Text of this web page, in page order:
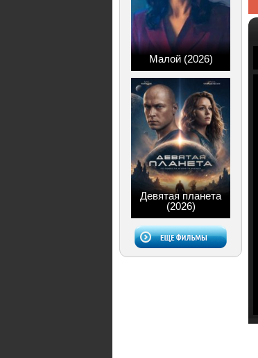
Малой (2026)
Девятая планета
(2026)